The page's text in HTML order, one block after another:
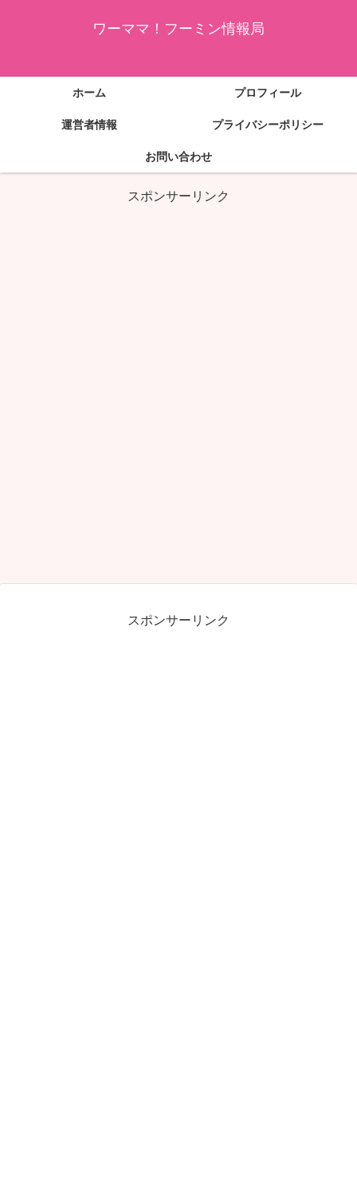
ワーママ！フーミン情報局
ホーム プロフィール
運営者情報 プライバシーポリシー
お問い合わせ
スポンサーリンク
スポンサーリンク